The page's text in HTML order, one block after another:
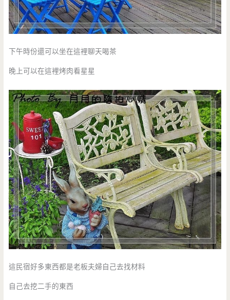
下午時份還可以坐在這裡聊天喝茶
晚上可以在這裡烤肉看星星
這民宿好多東西都是老板夫婦自己去找材料
自己去挖二手的東西